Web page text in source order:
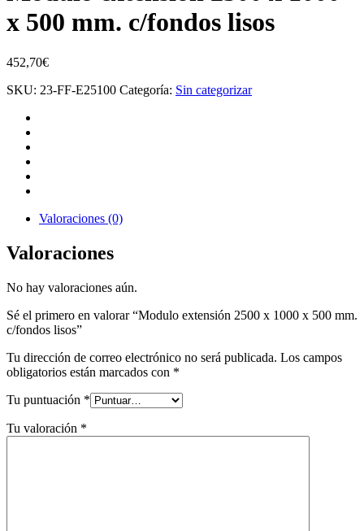
x 500 mm. c/fondos lisos
452,70€
SKU: 23-FF-E25100 Categoría: Sin categorizar
Valoraciones (0)
Valoraciones
No hay valoraciones aún.
Sé el primero en valorar “Modulo extensión 2500 x 1000 x 500 mm.
c/fondos lisos”
Tu dirección de correo electrónico no será publicada. Los campos
obligatorios están marcados con *
Tu puntuación *
Tu valoración *